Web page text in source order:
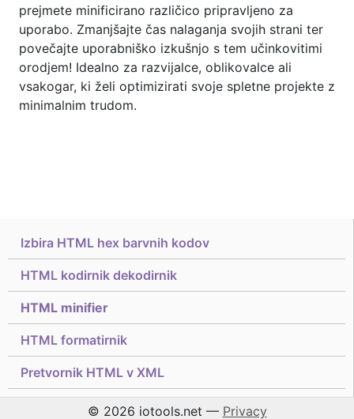
Izbira HTML hex barvnih kodov
HTML kodirnik dekodirnik
HTML minifier
HTML formatirnik
Pretvornik HTML v XML
prejmete minificirano različico pripravljeno za
uporabo. Zmanjšajte čas nalaganja svojih strani ter
povečajte uporabniško izkušnjo s tem učinkovitimi
orodjem! Idealno za razvijalce, oblikovalce ali
vsakogar, ki želi optimizirati svoje spletne projekte z
minimalnim trudom.
© 2026 iotools.net — Privacy